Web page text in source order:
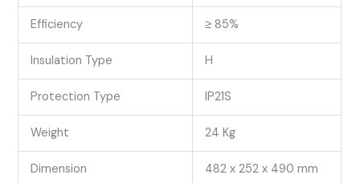
Efficiency ≥ 85%
Insulation Type H
Protection Type IP21S
Weight 24 Kg
Dimension 482 x 252 x 490 mm